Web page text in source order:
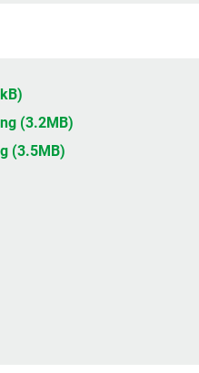
(3.2MB)
(3.5MB)